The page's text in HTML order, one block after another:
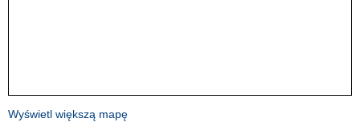
Wyświetl większą mapę